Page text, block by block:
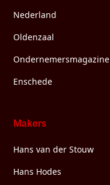
Nederland
Oldenzaal
Ondernemersmagazine
Enschede
Makers
Hans van der Stouw
Hans Hodes